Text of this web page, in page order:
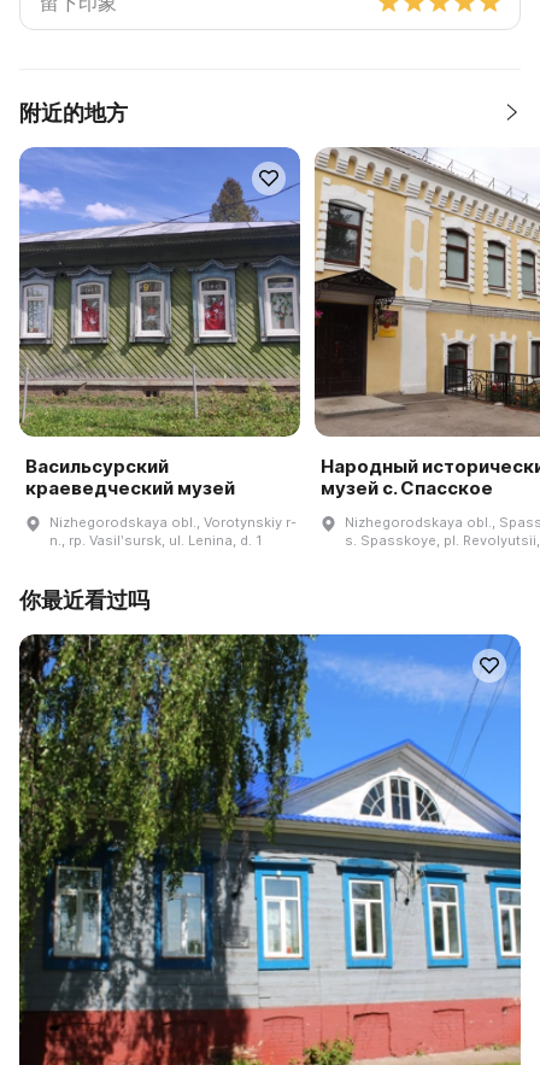
附近的地方
Васильсурский
краеведческий музей
Nizhegorodskaya obl., Vorotynskiy r-
n., rp. Vasilʹsursk, ul. Lenina, d. 1
Народный
музей с. Спасское
Nizhegorodskaya obl.,
s. Spasskoye, pl.
你最近看过吗